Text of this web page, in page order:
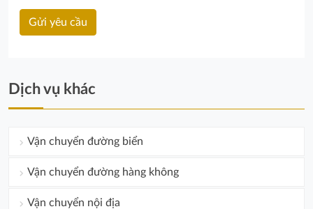
Dịch vụ khác
Vận chuyển đường biển
Vận chuyển đường hàng không
Vận chuyển nội địa